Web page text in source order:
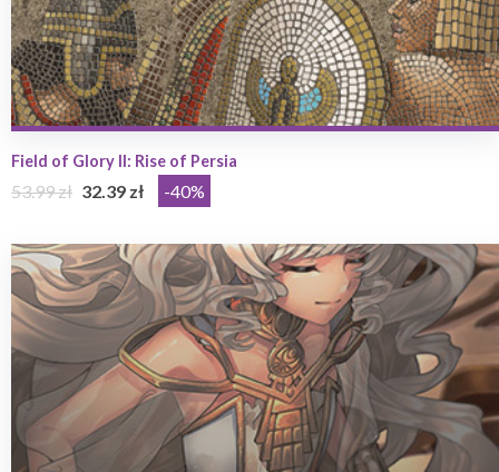
Field of Glory II: Rise of Persia
53.99 zł 32.39 zł -40%